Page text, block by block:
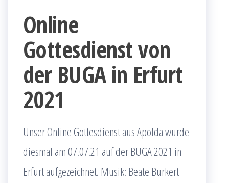
Online
Gottesdienst von
der BUGA in Erfurt
2021
Unser Online Gottesdienst aus Apolda wurde
diesmal am 07.07.21 auf der BUGA 2021 in
Erfurt aufgezeichnet. Musik: Beate Burkert